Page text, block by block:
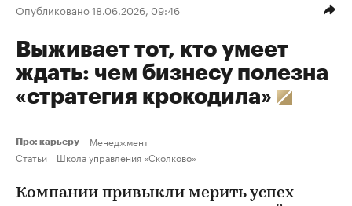
Опубликовано 18.06.2026, 09:46
Выживает тот, кто умеет
ждать: чем бизнесу полезна
«стратегия крокодила»
Про: карьеру
Менеджмент
Статьи
Школа управления «Сколково»
Компании привыкли мерить успех